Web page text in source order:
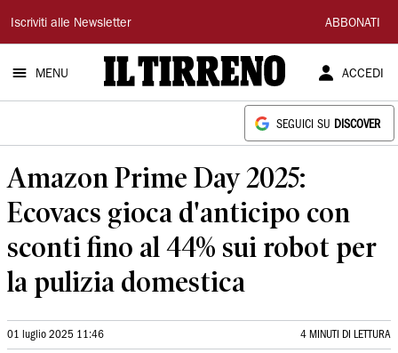
Il
Tirreno
Iscriviti alle Newsletter ABBONATI
MENU ACCEDI
SEGUICI SU DISCOVER
Amazon Prime Day 2025:
Ecovacs gioca d'anticipo con
sconti fino al 44% sui robot per
la pulizia domestica
01 luglio 2025 11:46 4 MINUTI DI LETTURA